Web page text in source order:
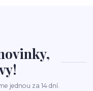
jednou za 14 dní.